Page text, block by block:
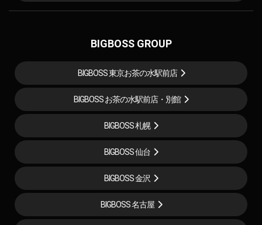
BIGBOSS GROUP
BIGBOSS 東京お茶の水駅前店
BIGBOSS お茶の水駅前店・別館
BIGBOSS 札幌
BIGBOSS 仙台
BIGBOSS 金沢
BIGBOSS 名古屋